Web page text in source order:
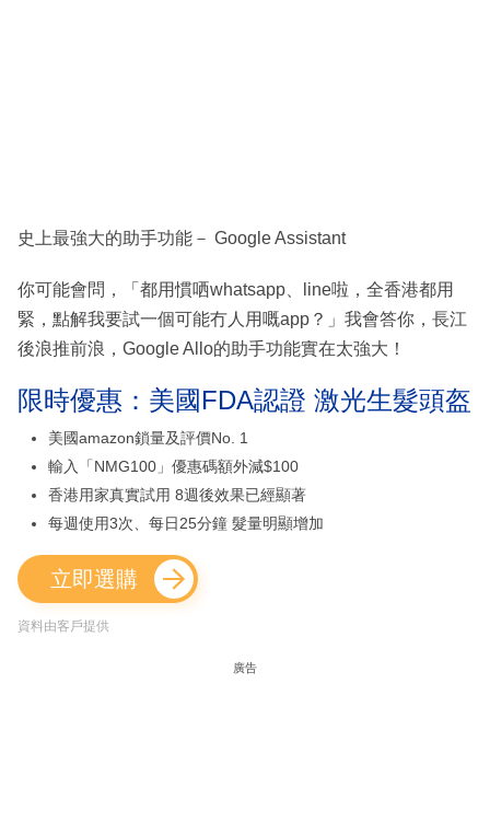
史上最強大的助手功能－ Google Assistant
你可能會問，「都用慣哂whatsapp、line啦，全香港都用
緊，點解我要試一個可能冇人用嘅app？」我會答你，長江
後浪推前浪，Google Allo的助手功能實在太強大！
限時優惠：美國FDA認證 激光生髮頭盔
美國amazon鎖量及評價No. 1
輸入「NMG100」優惠碼額外減$100
香港用家真實試用 8週後效果已經顯著
每週使用3次、每日25分鐘 髮量明顯增加
立即選購
資料由客戶提供
廣告